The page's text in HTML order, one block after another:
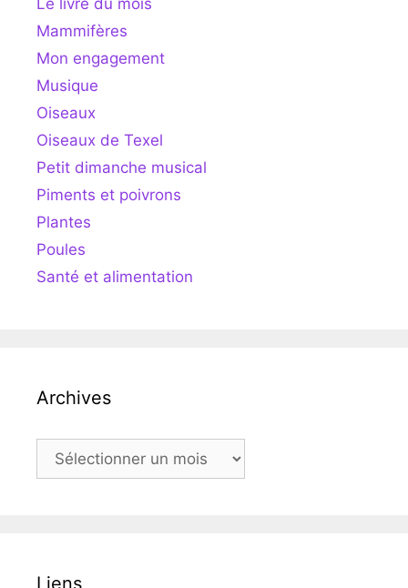
Le livre du mois
Mammifères
Mon engagement
Musique
Oiseaux
Oiseaux de Texel
Petit dimanche musical
Piments et poivrons
Plantes
Poules
Santé et alimentation
Archives
Archives
Liens